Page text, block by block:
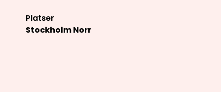
Platser
Stockholm Norr